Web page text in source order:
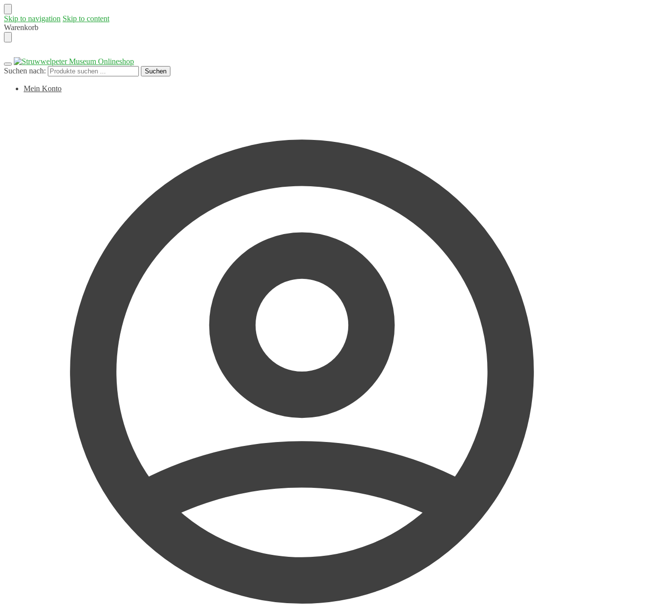
Skip to navigation Skip to content
Warenkorb
Suchen nach: Suchen
Mein Konto